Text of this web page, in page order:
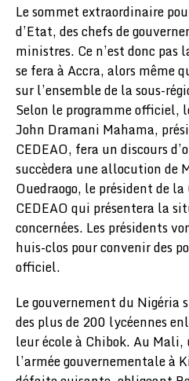
Le sommet extraordinaire
d’Etat, des chefs de
ministres. Ce n’est donc
se fera à Accra, alors même
sur l’ensemble de la sous-
Selon le programme officiel,
John Dramani Mahama,
CEDEAO, fera un discours
succèdera une allocution de
Ouedraogo, le président de
CEDEAO qui présentera la
concernées. Les présidents
huis-clos pour convenir des
officiel.
Le gouvernement du Nigéria
des plus de 200 lycéennes
leur école à Chibok. Au
l’armée gouvernementale à